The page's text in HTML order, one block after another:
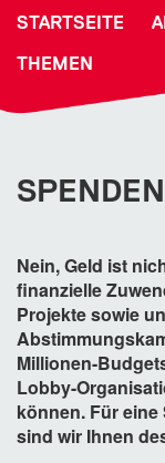
STARTSEITE
THEMEN
SPENDEN
Nein, Geld ist
finanzielle
Projekte sowie
Millionen-
Lobby-
können. Für
sind wir Ihnen